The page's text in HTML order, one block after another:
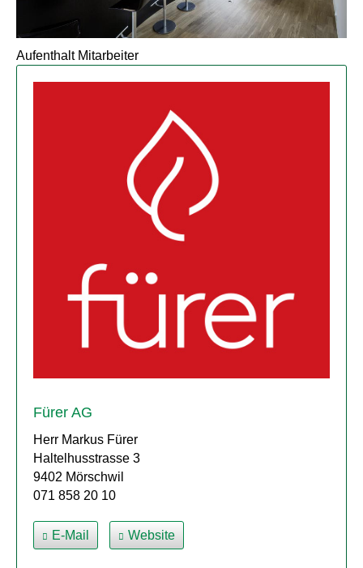
Aufenthalt Mitarbeiter
Fürer AG
Herr Markus Fürer
Haltelhusstrasse 3
9402 Mörschwil
071 858 20 10
E-Mail Website